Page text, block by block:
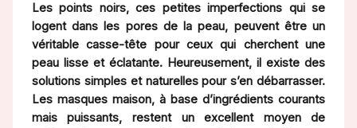
Les points noirs, ces petites imperfections qui se
logent dans les pores de la peau, peuvent être un
véritable casse-tête pour ceux qui cherchent une
peau lisse et éclatante. Heureusement, il existe des
solutions simples et naturelles pour s’en débarrasser.
Les masques maison, à base d’ingrédients courants
mais puissants, restent un excellent moyen de